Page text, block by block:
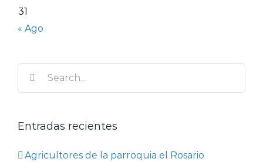
31
« Ago
Entradas recientes
Agricultores de la parroquia el Rosario